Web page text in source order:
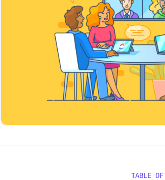
TABLE OF